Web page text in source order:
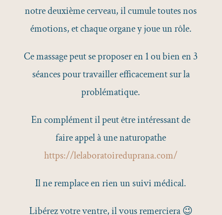
notre deuxième cerveau, il cumule toutes nos
émotions, et chaque organe y joue un rôle.
Ce massage peut se proposer en 1 ou bien en 3
séances pour travailler efficacement sur la
problématique.
En complément il peut être intéressant de
faire appel à une naturopathe
https://lelaboratoireduprana.com/
Il ne remplace en rien un suivi médical.
Libérez votre ventre, il vous remerciera 😉